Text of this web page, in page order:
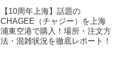
【10周年上海】話題の
CHAGEE（チャジー）を上海
浦東空港で購入！場所・注文方
法・混雑状況を徹底レポート！